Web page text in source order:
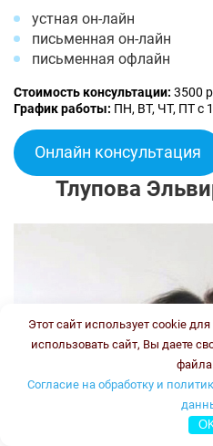
устная он-лайн
письменная он-лайн
письменная офлайн
Стоимость консультации: 3500
График работы: ПН, ВТ, ЧТ, ПТ с
Онлайн консультация
Тлупова
Этот сайт использует cookie
использовать сайт, Вы даете
Согласие на обработку и